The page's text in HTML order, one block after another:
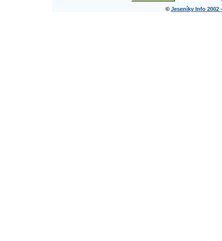
© Jeseníky Info 2002